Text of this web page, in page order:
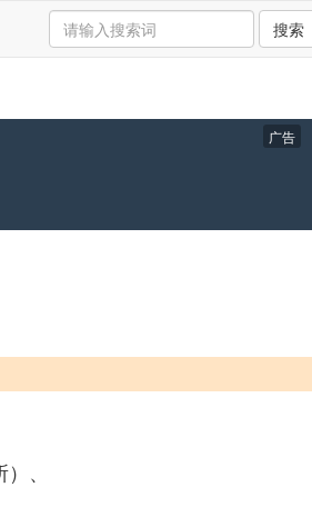
搜索
广告
、